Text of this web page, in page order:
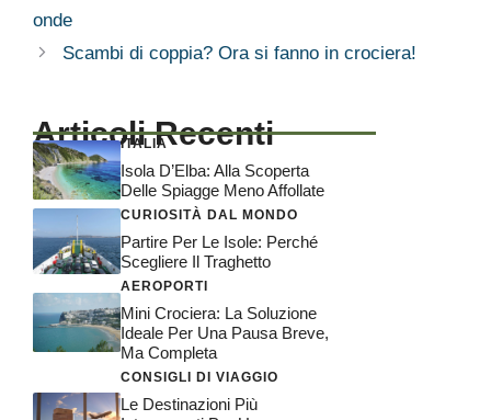
onde
Scambi di coppia? Ora si fanno in crociera!
Articoli Recenti
ITALIA
Isola D’Elba: Alla Scoperta
Delle Spiagge Meno Affollate
CURIOSITÀ DAL MONDO
Partire Per Le Isole: Perché
Scegliere Il Traghetto
AEROPORTI
Mini Crociera: La Soluzione
Ideale Per Una Pausa Breve,
Ma Completa
CONSIGLI DI VIAGGIO
Le Destinazioni Più